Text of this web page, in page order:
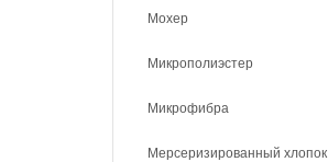
Мохер
Микрополиэстер
Микрофибра
Мерсеризированный хлопок